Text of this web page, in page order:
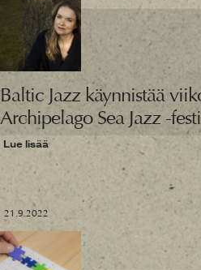
Baltic Jazz käynnistää
Archipelago Sea Jazz -
Lue lisää
21.9.2022